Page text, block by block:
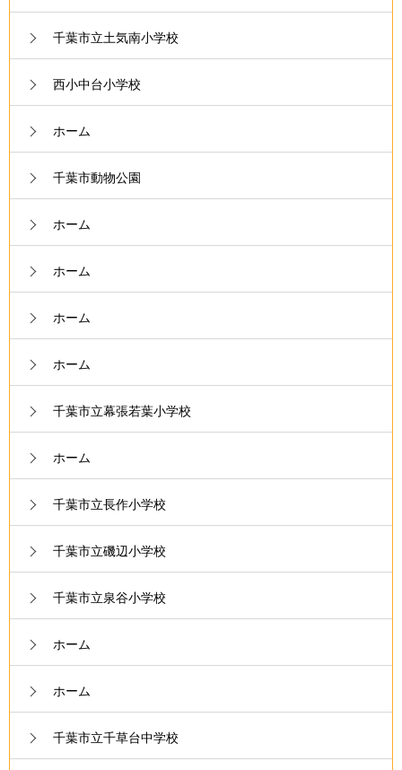
千葉市立土気南小学校
西小中台小学校
ホーム
千葉市動物公園
ホーム
ホーム
ホーム
ホーム
千葉市立幕張若葉小学校
ホーム
千葉市立長作小学校
千葉市立磯辺小学校
千葉市立泉谷小学校
ホーム
ホーム
千葉市立千草台中学校